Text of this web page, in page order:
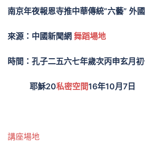
南京年夜報恩寺推中華傳統“六藝” 外
來源：中國新聞網 舞蹈場地
時間：孔子二五六七年歲次丙申玄月
耶穌20私密空間16年10月7日
講座場地